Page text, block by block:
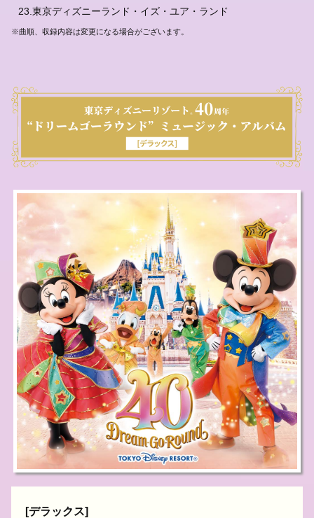
23.東京ディズニーランド・イズ・ユア・ランド
※曲順、収録内容は変更になる場合がございます。
[デラックス]